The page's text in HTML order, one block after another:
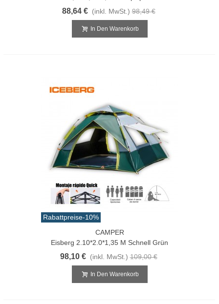
88,64 € (inkl. MwSt.) 98,49 €
In Den Warenkorb
Rabattpreise-10%
CAMPER
Eisberg 2.10*2.0*1,35 M Schnell Grün
98,10 € (inkl. MwSt.) 109,00 €
In Den Warenkorb